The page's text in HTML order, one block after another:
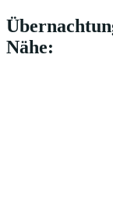
Nähe: